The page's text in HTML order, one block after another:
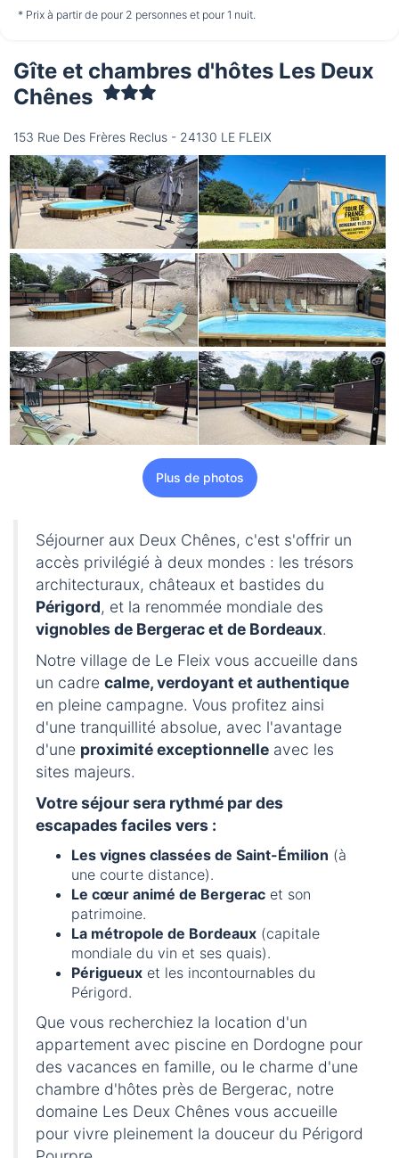
non disponible non disponible
Samedi
non disponible
* Prix à partir de pour 2 personnes et pour 1 nuit.
Gîte et chambres d'hôtes Les Deux
Chênes
153 Rue Des Frères Reclus - 24130 LE FLEIX
Plus de photos
Séjourner aux Deux Chênes, c'est s'offrir un
accès privilégié à deux mondes : les trésors
architecturaux, châteaux et bastides du
Périgord, et la renommée mondiale des
vignobles de Bergerac et de Bordeaux.
Notre village de Le Fleix vous accueille dans
un cadre calme, verdoyant et authentique
en pleine campagne. Vous profitez ainsi
d'une tranquillité absolue, avec l'avantage
d'une proximité exceptionnelle avec les
sites majeurs.
Votre séjour sera rythmé par des
escapades faciles vers :
Les vignes classées de Saint-Émilion (à
une courte distance).
Le cœur animé de Bergerac et son
patrimoine.
La métropole de Bordeaux (capitale
mondiale du vin et ses quais).
Périgueux et les incontournables du
Périgord.
Que vous recherchiez la location d'un
appartement avec piscine en Dordogne pour
des vacances en famille, ou le charme d'une
chambre d'hôtes près de Bergerac, notre
domaine Les Deux Chênes vous accueille
pour vivre pleinement la douceur du Périgord